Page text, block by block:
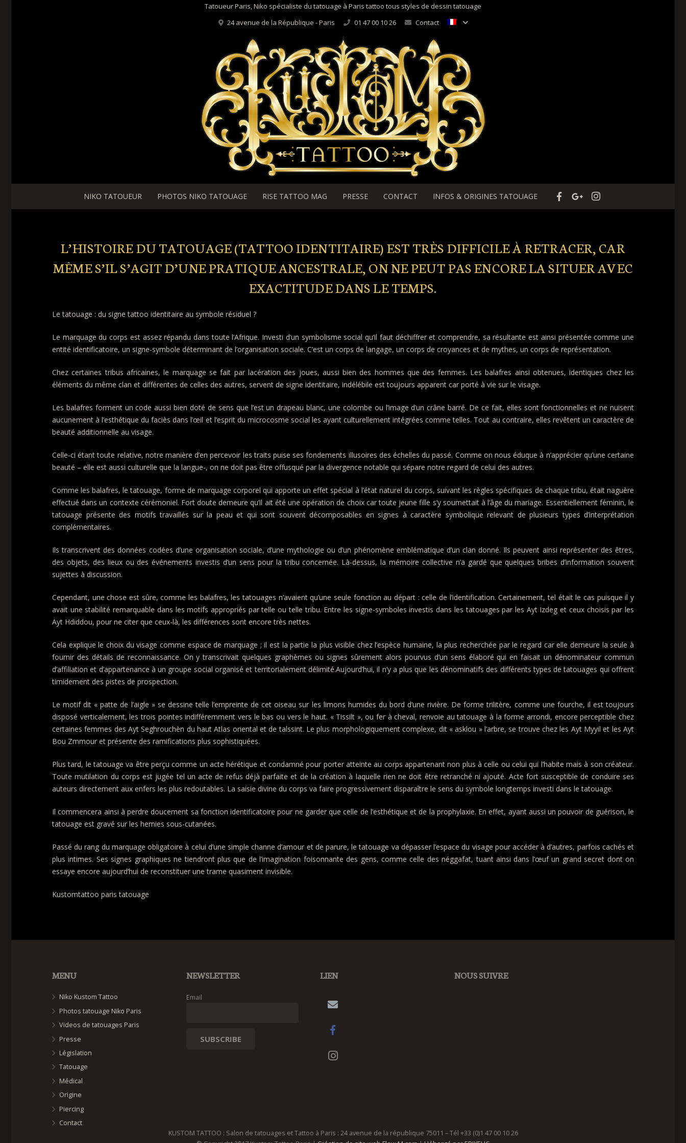
Tatoueur Paris, Niko spécialiste du tatouage à Paris tattoo tous styles de dessin tatouage
24 avenue de la République - Paris
01 47 00 10 26 Contact
NIKO TATOUEUR PHOTOS NIKO TATOUAGE RISE TATTOO MAG PRESSE CONTACT INFOS & ORIGINES TATOUAGE
L’HISTOIRE DU TATOUAGE (TATTOO IDENTITAIRE) EST TRÈS DIFFICILE À RETRACER, CAR
MÊME S’IL S’AGIT D’UNE PRATIQUE ANCESTRALE, ON NE PEUT PAS ENCORE LA SITUER AVEC
EXACTITUDE DANS LE TEMPS.
Le tatouage : du signe tattoo identitaire au symbole résiduel ?
Le marquage du corps est assez répandu dans toute l’Afrique. Investi d’un symbolisme social qu’il faut déchiffrer et comprendre, sa résultante est ainsi présentée comme une
entité identificatoire, un signe-symbole déterminant de l’organisation sociale. C’est un corps de langage, un corps de croyances et de mythes, un corps de représentation.
Chez certaines tribus africaines, le marquage se fait par lacération des joues, aussi bien des hommes que des femmes. Les balafres ainsi obtenues, identiques chez les
éléments du même clan et différentes de celles des autres, servent de signe identitaire, indélébile est toujours apparent car porté à vie sur le visage.
Les balafres forment un code aussi bien doté de sens que l’est un drapeau blanc, une colombe ou l’image d’un crâne barré. De ce fait, elles sont fonctionnelles et ne nuisent
aucunement à l’esthétique du faciès dans l’œil et l’esprit du microcosme social les ayant culturellement intégrées comme telles. Tout au contraire, elles revêtent un caractère de
beauté additionnelle au visage.
Celle-ci étant toute relative, notre manière d’en percevoir les traits puise ses fondements illusoires des échelles du passé. Comme on nous éduque à n’apprécier qu’une certaine
beauté – elle est aussi culturelle que la langue-, on ne doit pas être offusqué par la divergence notable qui sépare notre regard de celui des autres.
Comme les balafres, le tatouage, forme de marquage corporel qui apporte un effet spécial à l’état naturel du corps, suivant les règles spécifiques de chaque tribu, était naguère
effectué dans un contexte cérémoniel. Fort doute demeure qu’il ait été une opération de choix car toute jeune fille s’y soumettait à l’âge du mariage. Essentiellement féminin, le
tatouage présente des motifs travaillés sur la peau et qui sont souvent décomposables en signes à caractère symbolique relevant de plusieurs types d’interprétation
complémentaires.
Ils transcrivent des données codées d’une organisation sociale, d’une mythologie ou d’un phénomène emblématique d’un clan donné. Ils peuvent ainsi représenter des êtres,
des objets, des lieux ou des événements investis d’un sens pour la tribu concernée. Là-dessus, la mémoire collective n’a gardé que quelques bribes d’information souvent
sujettes à discussion.
Cependant, une chose est sûre, comme les balafres, les tatouages n’avaient qu’une seule fonction au départ : celle de l’identification. Certainement, tel était le cas puisque il y
avait une stabilité remarquable dans les motifs appropriés par telle ou telle tribu. Entre les signe-symboles investis dans les tatouages par les Ayt Izdeg et ceux choisis par les
Ayt Hdiddou, pour ne citer que ceux-là, les différences sont encore très nettes.
Cela explique le choix du visage comme espace de marquage ; il est la partie la plus visible chez l’espèce humaine, la plus recherchée par le regard car elle demeure la seule à
fournir des détails de reconnaissance. On y transcrivait quelques graphèmes ou signes sûrement alors pourvus d’un sens élaboré qui en faisait un dénominateur commun
d’affiliation et d’appartenance à un groupe social organisé et territorialement délimité.Aujourd’hui, il n’y a plus que les dénominatifs des différents types de tatouages qui offrent
timidement des pistes de prospection.
Le motif dit « patte de l’aigle » se dessine telle l’empreinte de cet oiseau sur les limons humides du bord d’une rivière. De forme trilitère, comme une fourche, il est toujours
disposé verticalement, les trois pointes indifféremment vers le bas ou vers le haut. « Tissilt », ou fer à cheval, renvoie au tatouage à la forme arrondi, encore perceptible chez
certaines femmes des Ayt Seghrouchèn du haut Atlas oriental et de talssint. Le plus morphologiquement complexe, dit « asklou » l’arbre, se trouve chez les Ayt Myyil et les Ayt
Bou Zmmour et présente des ramifications plus sophistiquées.
Plus tard, le tatouage va être perçu comme un acte hérétique et condamné pour porter atteinte au corps appartenant non plus à celle ou celui qui l’habite mais à son créateur.
Toute mutilation du corps est jugée tel un acte de refus déjà parfaite et de la création à laquelle rien ne doit être retranché ni ajouté. Acte fort susceptible de conduire ses
auteurs directement aux enfers les plus redoutables. La saisie divine du corps va faire progressivement disparaître le sens du symbole longtemps investi dans le tatouage.
Il commencera ainsi à perdre doucement sa fonction identificatoire pour ne garder que celle de l’esthétique et de la prophylaxie. En effet, ayant aussi un pouvoir de guérison, le
tatouage est gravé sur les hernies sous-cutanées.
Passé du rang du marquage obligatoire à celui d’une simple channe d’amour et de parure, le tatouage va dépasser l’espace du visage pour accéder à d’autres, parfois cachés et
plus intimes. Ses signes graphiques ne tiendront plus que de l’imagination foisonnante des gens, comme celle des néggafat, tuant ainsi dans l’œuf un grand secret dont on
essaye encore aujourd’hui de reconstituer une trame quasiment invisible.
Kustomtattoo paris tatouage
MENU
Niko Kustom Tattoo
Photos tatouage Niko Paris
Videos de tatouages Paris
Presse
Législation
Tatouage
Médical
Origine
Piercing
Contact
NEWSLETTER
Email
LIEN NOUS SUIVRE
KUSTOM TATTOO : Salon de tatouages et Tattoo à Paris : 24 avenue de la république 75011 – Tél +33 (0)1 47 00 10 26